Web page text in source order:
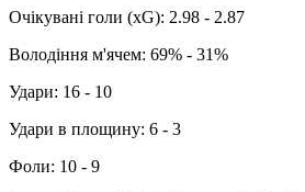
Очікувані голи (xG): 2.98 - 2.87
Володіння м'ячем: 69% - 31%
Удари: 16 - 10
Удари в площину: 6 - 3
Фоли: 10 - 9